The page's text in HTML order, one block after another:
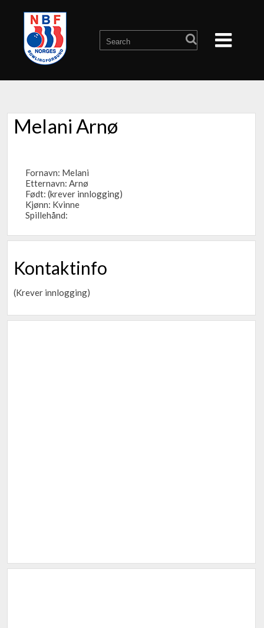
Melani Arnø
Fornavn: Melani
Etternavn: Arnø
Født: (krever innlogging)
Kjønn: Kvinne
Spillehånd:
Kontaktinfo
(Krever innlogging)